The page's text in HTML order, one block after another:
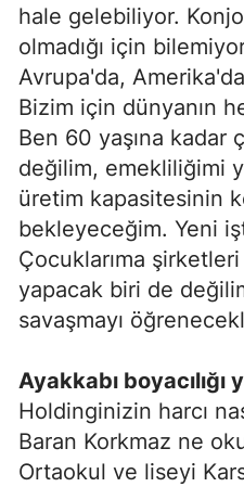
hale gelebiliyor.
olmadığı için
Avrupa'da,
Bizim için dünyanın
Ben 60 yaşına kadar
değilim, emekliliğimi
üretim kapasitesinin
bekleyeceğim. Yeni
Çocuklarıma
yapacak biri de
savaşmayı
Ayakkabı boyacılığı
Holdinginizin harcı
Baran Korkmaz ne
Ortaokul ve liseyi